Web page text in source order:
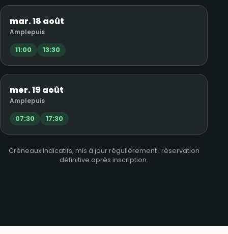
mar. 18 août
Amplepuis
11:00 13:30
mer. 19 août
Amplepuis
07:30 17:30
Créneaux indicatifs, mis à jour régulièrement · réservation
définitive après inscription.